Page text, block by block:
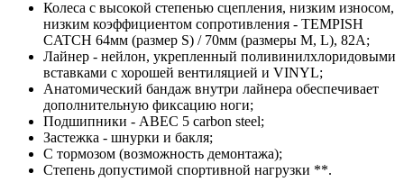
Колеса с высокой степенью сцепления, низким износом,
низким коэффициентом сопротивления - TEMPISH
CATCH 64мм (размер S) / 70мм (размеры M, L), 82A;
Лайнер - нейлон, укрепленный поливинилхлоридовыми
вставками с хорошей вентиляцией и VINYL;
Анатомический бандаж внутри лайнера обеспечивает
дополнительную фиксацию ноги;
Подшипники - АВЕС 5 carbon steel;
Застежка - шнурки и бакля;
С тормозом (возможность демонтажа);
Степень допустимой спортивной нагрузки **.